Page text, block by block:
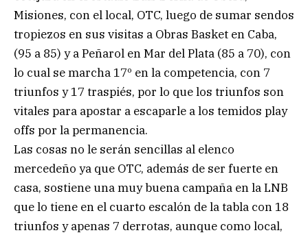
Misiones, con el local, OTC, luego de sumar sendos
tropiezos en sus visitas a Obras Basket en Caba,
(95 a 85) y a Peñarol en Mar del Plata (85 a 70), con
lo cual se marcha 17º en la competencia, con 7
triunfos y 17 traspiés, por lo que los triunfos son
vitales para apostar a escaparle a los temidos play
offs por la permanencia.
Las cosas no le serán sencillas al elenco
mercedeño ya que OTC, además de ser fuerte en
casa, sostiene una muy buena campaña en la LNB
que lo tiene en el cuarto escalón de la tabla con 18
triunfos y apenas 7 derrotas, aunque como local,